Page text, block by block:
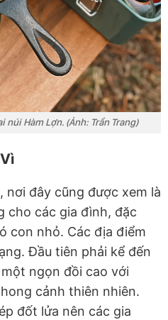
Hàm Lợn. (Ảnh: Trần Trang)
nơi đây cũng được xem là
cho các gia đình, đặc
con nhỏ. Các địa điểm
Đầu tiên phải kể đến
ngọn đồi cao với
cảnh thiên nhiên.
đốt lửa nên các gia